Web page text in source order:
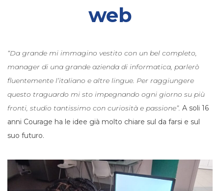
web
“Da grande mi immagino vestito con un bel completo,
manager di una grande azienda di informatica, parlerò
fluentemente l’italiano e altre lingue. Per raggiungere
questo traguardo mi sto impegnando ogni giorno su più
fronti, studio tantissimo con curiosità e passione”. A soli 16
anni Courage ha le idee già molto chiare sul da farsi e sul
suo futuro.